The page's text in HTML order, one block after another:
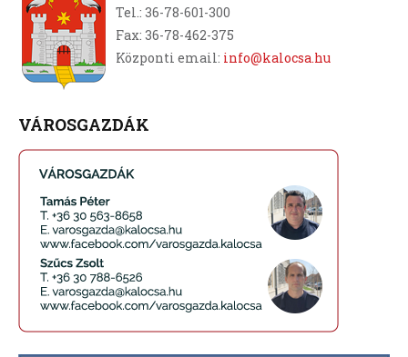
Tel.: 36-78-601-300
Fax: 36-78-462-375
Központi email: info@kalocsa.hu
VÁROSGAZDÁK